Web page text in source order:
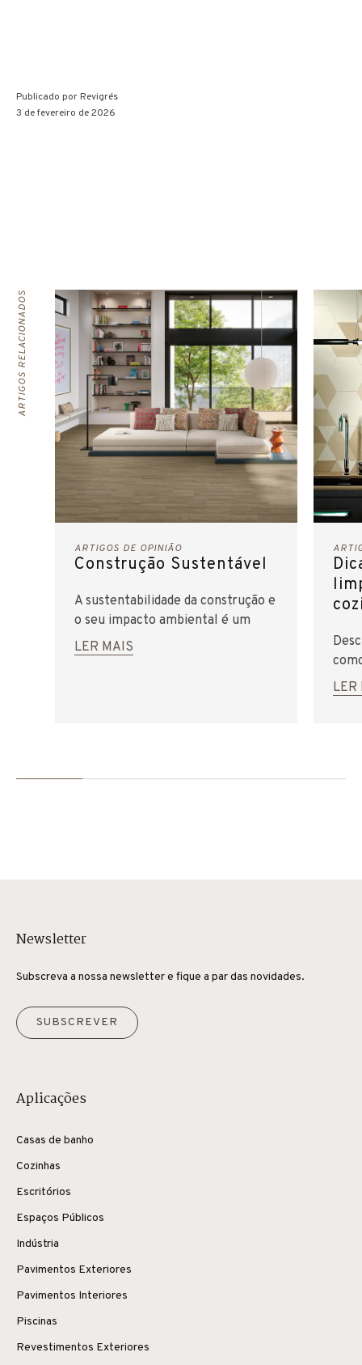
Publicado porRevigrés
3 de fevereiro de 2026
ARTIGOS RELACIONADOS
ARTIGOS DE OPINIÃO
Construção Sustentável
A sustentabilidade da construção e
o seu impacto ambiental é um
critério cada vez mais relevante
na escolha dos materiais.
LER MAIS
a
LER
Newsletter
Subscreva a nossa newsletter e fique a par das novidades.
SUBSCREVER
Aplicações
Casas de banho
Cozinhas
Escritórios
Espaços Públicos
Indústria
Pavimentos Exteriores
Pavimentos Interiores
Piscinas
Revestimentos Exteriores